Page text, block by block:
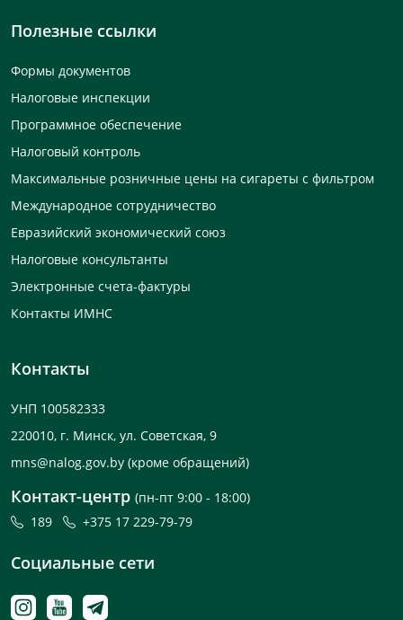
Полезные ссылки
Формы документов
Налоговые инспекции
Программное обеспечение
Налоговый контроль
Максимальные розничные цены на сигареты с фильтром
Международное сотрудничество
Евразийский экономический союз
Налоговые консультанты
Электронные счета-фактуры
Контакты ИМНС
Контакты
УНП 100582333
220010, г. Минск, ул. Советская, 9
mns@nalog.gov.by (кроме обращений)
Контакт-центр (пн-пт 9:00 - 18:00)
189
+375 17 229-79-79
Социальные сети